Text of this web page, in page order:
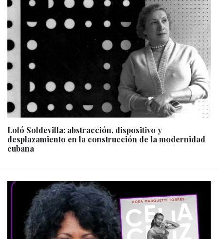
Loló Soldevilla: abstracción, dispositivo y
desplazamiento en la construcción de la modernidad
cubana